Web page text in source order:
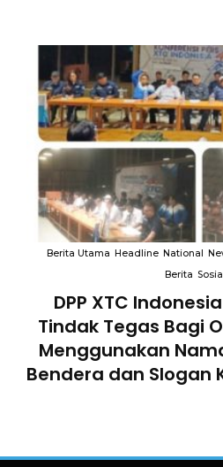
Berita Utama Headline National
Berita
DPP XTC
Tindak Tegas Bagi
Menggunakan
Bendera dan Slogan